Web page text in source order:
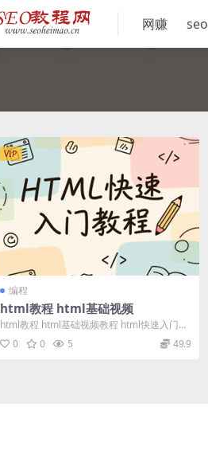
网赚 seo
VIP
编程
html教程 html基础视频
html教程 html基础视频教程 html快速入门教
程.rar 第一课、DW的...
0 0 5 49.9